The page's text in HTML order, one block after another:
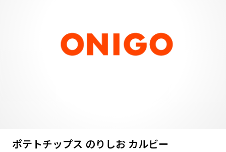
ポテトチップス のりしお カルビー